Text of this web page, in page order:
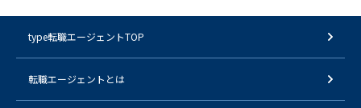
type転職エージェントTOP
転職エージェントとは